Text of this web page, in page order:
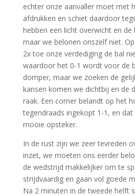
echter onze aanvaller moet met
afdrukken en schiet daardoor
hebben een licht overwicht en
maar we belonen onszelf niet.
2x toe onze verdediging de bal
waardoor het 0-1 wordt voor de
domper, maar we zoeken de
kansen komen we dichtbij en de
raak. Een corner belandt op het
tegendraads ingekopt 1-1, en
mooie opsteker.
In de rust zijn we zeer tevreden
inzet, we moeten ons eerder
de wedstrijd makkelijker om te
strijdvaardig en gaan vol goede
Na 2 minuten in de tweede helft